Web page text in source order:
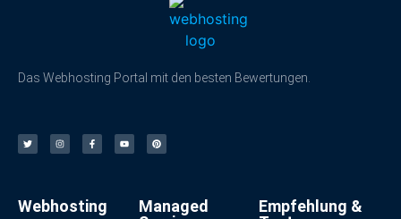
Das Webhosting Portal mit den besten Bewertungen.
Webhosting
Managed
Empfehlung &